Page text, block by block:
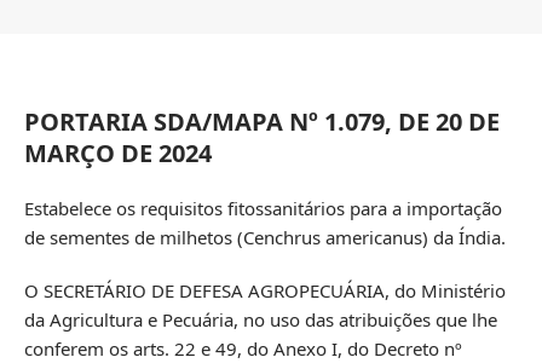
PORTARIA SDA/MAPA Nº 1.079, DE 20 DE
MARÇO DE 2024
Estabelece os requisitos fitossanitários para a importação
de sementes de milhetos (Cenchrus americanus) da Índia.
O SECRETÁRIO DE DEFESA AGROPECUÁRIA, do Ministério
da Agricultura e Pecuária, no uso das atribuições que lhe
conferem os arts. 22 e 49, do Anexo I, do Decreto nº